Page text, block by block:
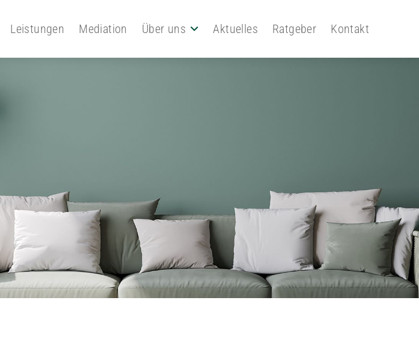
Leistungen Mediation Über uns Aktuelles Ratgeber Kontakt